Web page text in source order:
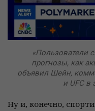
«Пользователи
прогнозы, как
объявил Шейн,
и UFC в
Ну и, конечно,